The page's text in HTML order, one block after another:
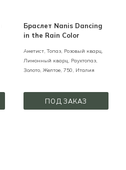
Браслет Nanis Dancing
in the Rain Color
Аметист, Топаз, Розовый кварц,
Лимонный кварц, Раухтопаз,
Золото, Желтое, 750, Италия
ПОД ЗАКАЗ